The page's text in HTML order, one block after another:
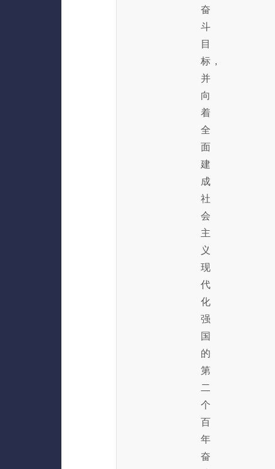
奋
斗
目
标，
并
向
着
全
面
建
成
社
会
主
义
现
代
化
强
国
的
第
二
个
百
年
奋